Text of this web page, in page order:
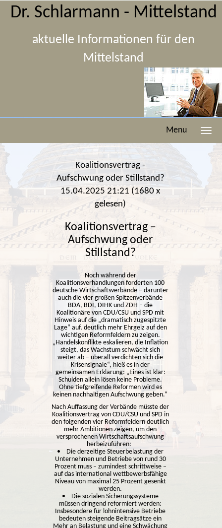
Dr. Schlarmann - Mittelstand
aktuelle Informationen für den
Mittelstand
Menu
Koalitionsvertrag -
Aufschwung oder Stillstand?
15.04.2025 21:21 (1680 x
gelesen)
Koalitionsvertrag –
Aufschwung oder
Stillstand?
Noch während der
Koalitionsverhandlungen forderten 100
deutsche Wirtschaftsverbände – darunter
auch die vier großen Spitzenverbände
BDA, BDI, DIHK und ZDH – die
Koalitionäre von CDU/CSU und SPD mit
Hinweis auf die „dramatisch zugespitzte
Lage“ auf, deutlich mehr Ehrgeiz auf den
wichtigen Reformfeldern zu zeigen.
„Handelskonflikte eskalieren, die Inflation
steigt, das Wachstum schwächt sich
weiter ab – überall verdichten sich die
Krisensignale“, hieß es in der
gemeinsamen Erklärung: „Eines ist klar:
Schulden allein lösen keine Probleme.
Ohne tiefgreifende Reformen wird es
keinen nachhaltigen Aufschwung geben.“
Nach Auffassung der Verbände müsste der
Koalitionsvertrag von CDU/CSU und SPD in
den folgenden vier Reformfeldern deutlich
mehr Ambitionen zeigen, um den
versprochenen Wirtschaftsaufschwung
herbeizuführen:
• Die derzeitige Steuerbelastung der
Unternehmen und Betriebe von rund 30
Prozent muss – zumindest schrittweise –
auf das international wettbewerbsfähige
Niveau von maximal 25 Prozent gesenkt
werden.
• Die sozialen Sicherungssysteme
müssen dringend reformiert werden:
Insbesondere für lohnintensive Betriebe
bedeuten steigende Beitragsätze ein
Mehr an Belastung und eine Schwächung